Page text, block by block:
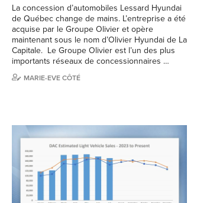
La concession d’automobiles Lessard Hyundai
de Québec change de mains. L’entreprise a été
acquise par le Groupe Olivier et opère
maintenant sous le nom d’Olivier Hyundai de La
Capitale. Le Groupe Olivier est l’un des plus
importants réseaux de concessionnaires …
MARIE-EVE CÔTÉ